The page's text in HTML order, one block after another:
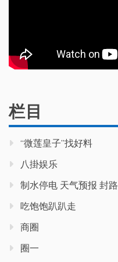
栏目
“微莲皇子”找好料
八掛娱乐
制水停电 天气预报 封路
吃饱饱趴趴走
商圈
圈一